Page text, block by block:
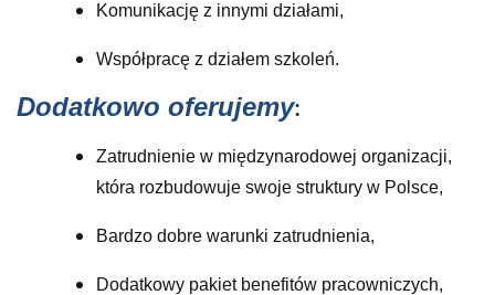
Komunikację z innymi działami,
Współpracę z działem szkoleń.
Dodatkowo oferujemy:
Zatrudnienie w międzynarodowej organizacji,
która rozbudowuje swoje struktury w Polsce,
Bardzo dobre warunki zatrudnienia,
Dodatkowy pakiet benefitów pracowniczych,